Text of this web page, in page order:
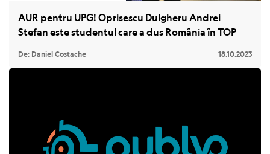
AUR pentru UPG! Oprisescu Dulgheru Andrei
Stefan este studentul care a dus România în TOP
De: Daniel Costache 18.10.2023